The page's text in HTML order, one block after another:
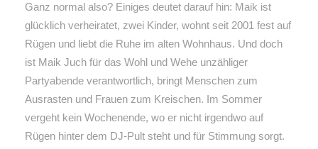
Ganz normal also? Einiges deutet darauf hin: Maik ist
glücklich verheiratet, zwei Kinder, wohnt seit 2001 fest auf
Rügen und liebt die Ruhe im alten Wohnhaus. Und doch
ist Maik Juch für das Wohl und Wehe unzähliger
Partyabende verantwortlich, bringt Menschen zum
Ausrasten und Frauen zum Kreischen. Im Sommer
vergeht kein Wochenende, wo er nicht irgendwo auf
Rügen hinter dem DJ-Pult steht und für Stimmung sorgt.